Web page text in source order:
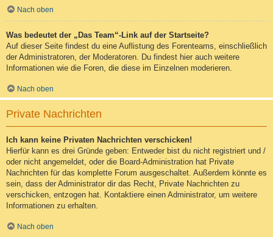
Nach oben
Was bedeutet der „Das Team“-Link auf der Startseite?
Auf dieser Seite findest du eine Auflistung des Forenteams, einschließlich
der Administratoren, der Moderatoren. Du findest hier auch weitere
Informationen wie die Foren, die diese im Einzelnen moderieren.
Nach oben
Private Nachrichten
Ich kann keine Privaten Nachrichten verschicken!
Hierfür kann es drei Gründe geben: Entweder bist du nicht registriert und /
oder nicht angemeldet, oder die Board-Administration hat Private
Nachrichten für das komplette Forum ausgeschaltet. Außerdem könnte es
sein, dass der Administrator dir das Recht, Private Nachrichten zu
verschicken, entzogen hat. Kontaktiere einen Administrator, um weitere
Informationen zu erhalten.
Nach oben